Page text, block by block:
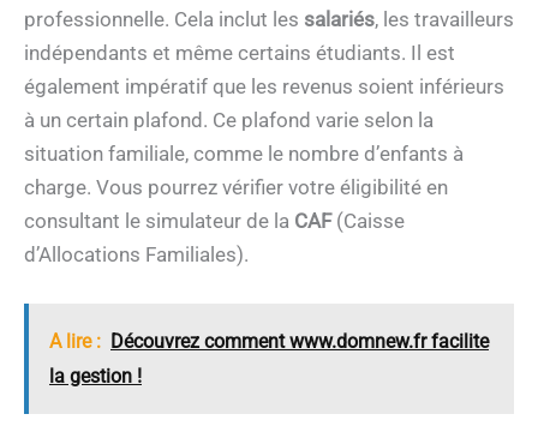
professionnelle. Cela inclut les salariés, les travailleurs
indépendants et même certains étudiants. Il est
également impératif que les revenus soient inférieurs
à un certain plafond. Ce plafond varie selon la
situation familiale, comme le nombre d’enfants à
charge. Vous pourrez vérifier votre éligibilité en
consultant le simulateur de la CAF(Caisse
d’Allocations Familiales).
A lire : Découvrez comment www.domnew.fr facilite
la gestion !